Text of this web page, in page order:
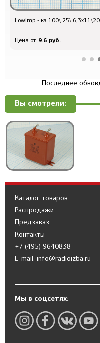
LowImp - кэ 100\ 25\
Цена от: 9.6 руб.
Последнее
Вы смотрели:
Каталог товаров
Распродажи
Предзаказ
Контакты
+7 (495) 9640838
E-mail: info@radioizba.ru
Мы в соцсетях: